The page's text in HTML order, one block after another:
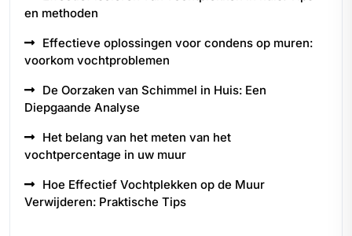
en methoden
Effectieve oplossingen voor condens op muren:
voorkom vochtproblemen
De Oorzaken van Schimmel in Huis: Een
Diepgaande Analyse
Het belang van het meten van het
vochtpercentage in uw muur
Hoe Effectief Vochtplekken op de Muur
Verwijderen: Praktische Tips